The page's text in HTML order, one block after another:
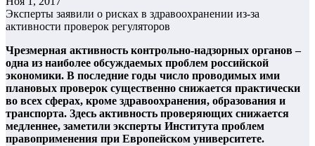
Эксперты заявили о рисках в здравоохранении из-за
активности проверок регуляторов
Чрезмерная активность контрольно-надзорных органов –
одна из наиболее обсуждаемых проблем российской
экономики. В последние годы число проводимых ими
плановых проверок существенно снижается практически
во всех сферах, кроме здравоохранения, образования и
транспорта. Здесь активность проверяющих снижается
медленнее, заметили эксперты Института проблем
правоприменения при Европейском университете.